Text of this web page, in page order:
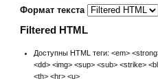
Формат текста
Filtered HTML
Доступны HTML теги: <em>
<dd> <img> <sup> <sub> <strike>
<th> <hr> <u>